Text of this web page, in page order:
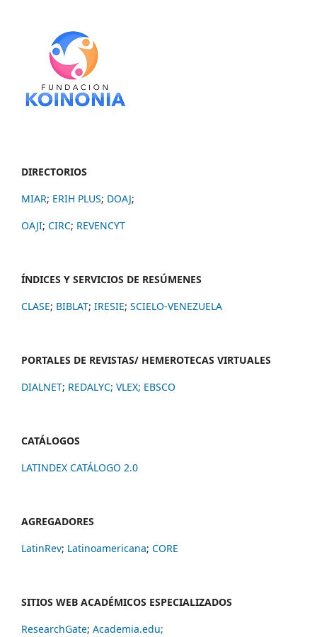
DIRECTORIOS
MIAR; ERIH PLUS; DOAJ;
OAJI; CIRC; REVENCYT
ÍNDICES Y SERVICIOS DE RESÚMENES
CLASE; BIBLAT; IRESIE; SCIELO-VENEZUELA
PORTALES DE REVISTAS/ HEMEROTECAS VIRTUALES
DIALNET; REDALYC; VLEX; EBSCO
CATÁLOGOS
LATINDEX CATÁLOGO 2.0
AGREGADORES
LatinRev; Latinoamericana; CORE
SITIOS WEB ACADÉMICOS ESPECIALIZADOS
ResearchGate; Academia.edu;